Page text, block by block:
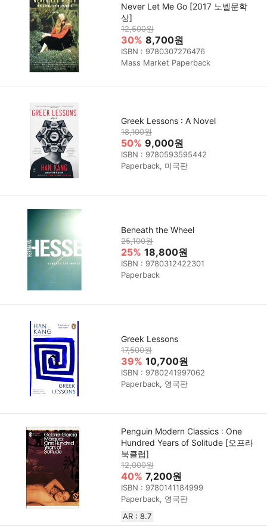
Never Let Me Go [2017 노벨문학
상]
12,500원
30% 8,700원
ISBN : 9780307276476
Mass Market Paperback
Greek Lessons : A Novel
18,100원
50% 9,000원
ISBN : 9780593595442
Paperback, 미국판
Beneath the Wheel
25,100원
25% 18,800원
ISBN : 9780312422301
Paperback
Greek Lessons
17,500원
39% 10,700원
ISBN : 9780241997062
Paperback, 영국판
Penguin Modern Classics : One
Hundred Years of Solitude [오프라
북클럽]
12,000원
40% 7,200원
ISBN : 9780141184999
Paperback, 영국판
AR : 8.7